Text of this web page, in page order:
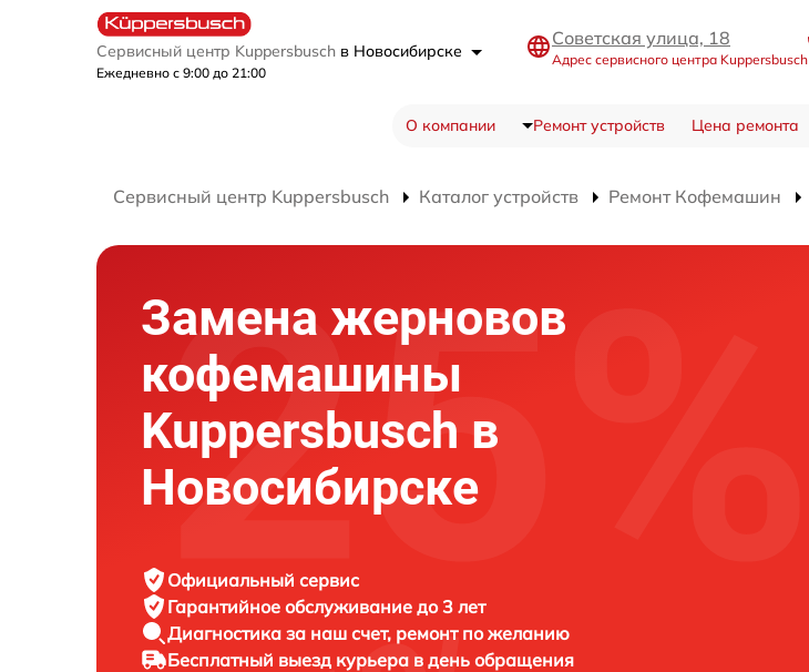
Сервисный центр Kuppersbusch в Новосибирске
Ежедневно с 9:00 до 21:00
Советская улица, 18
Адрес сервисного центра Kuppersbusch
О компании Ремонт устройств Цена ремонта
Сервисный центр Kuppersbusch Каталог устройств Ремонт Кофемашин
Замена жерновов
кофемашины
Kuppersbusch в
Новосибирске
Официальный сервис
Гарантийное обслуживание до 3 лет
Диагностика за наш счет, ремонт по желанию
Бесплатный выезд курьера в день обращения